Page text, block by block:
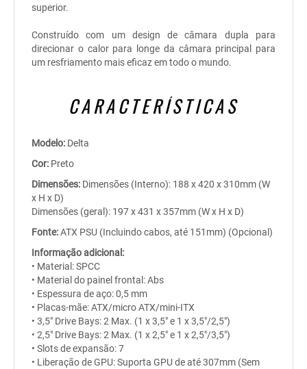
superior.
Construído com um design de câmara dupla para
direcionar o calor para longe da câmara principal para
um resfriamento mais eficaz em todo o mundo.
CARACTERÍSTICAS
Modelo: Delta
Cor: Preto
Dimensões: Dimensões (Interno): 188 x 420 x 310mm (W
x H x D)
Dimensões (geral): 197 x 431 x 357mm (W x H x D)
Fonte:ATX PSU (Incluindo cabos, até 151mm) (Opcional)
Informação adicional:
• Material: SPCC
• Material do painel frontal: Abs
• Espessura de aço: 0,5 mm
• Placas-mãe: ATX/micro ATX/mini-ITX
• 3,5" Drive Bays: 2 Max. (1 x 3,5" e 1 x 3,5"/2,5")
• 2,5" Drive Bays: 2 Max. (1 x 2,5" e 1 x 2,5"/3,5")
• Slots de expansão: 7
• Liberação de GPU: Suporta GPU de até 307mm (Sem